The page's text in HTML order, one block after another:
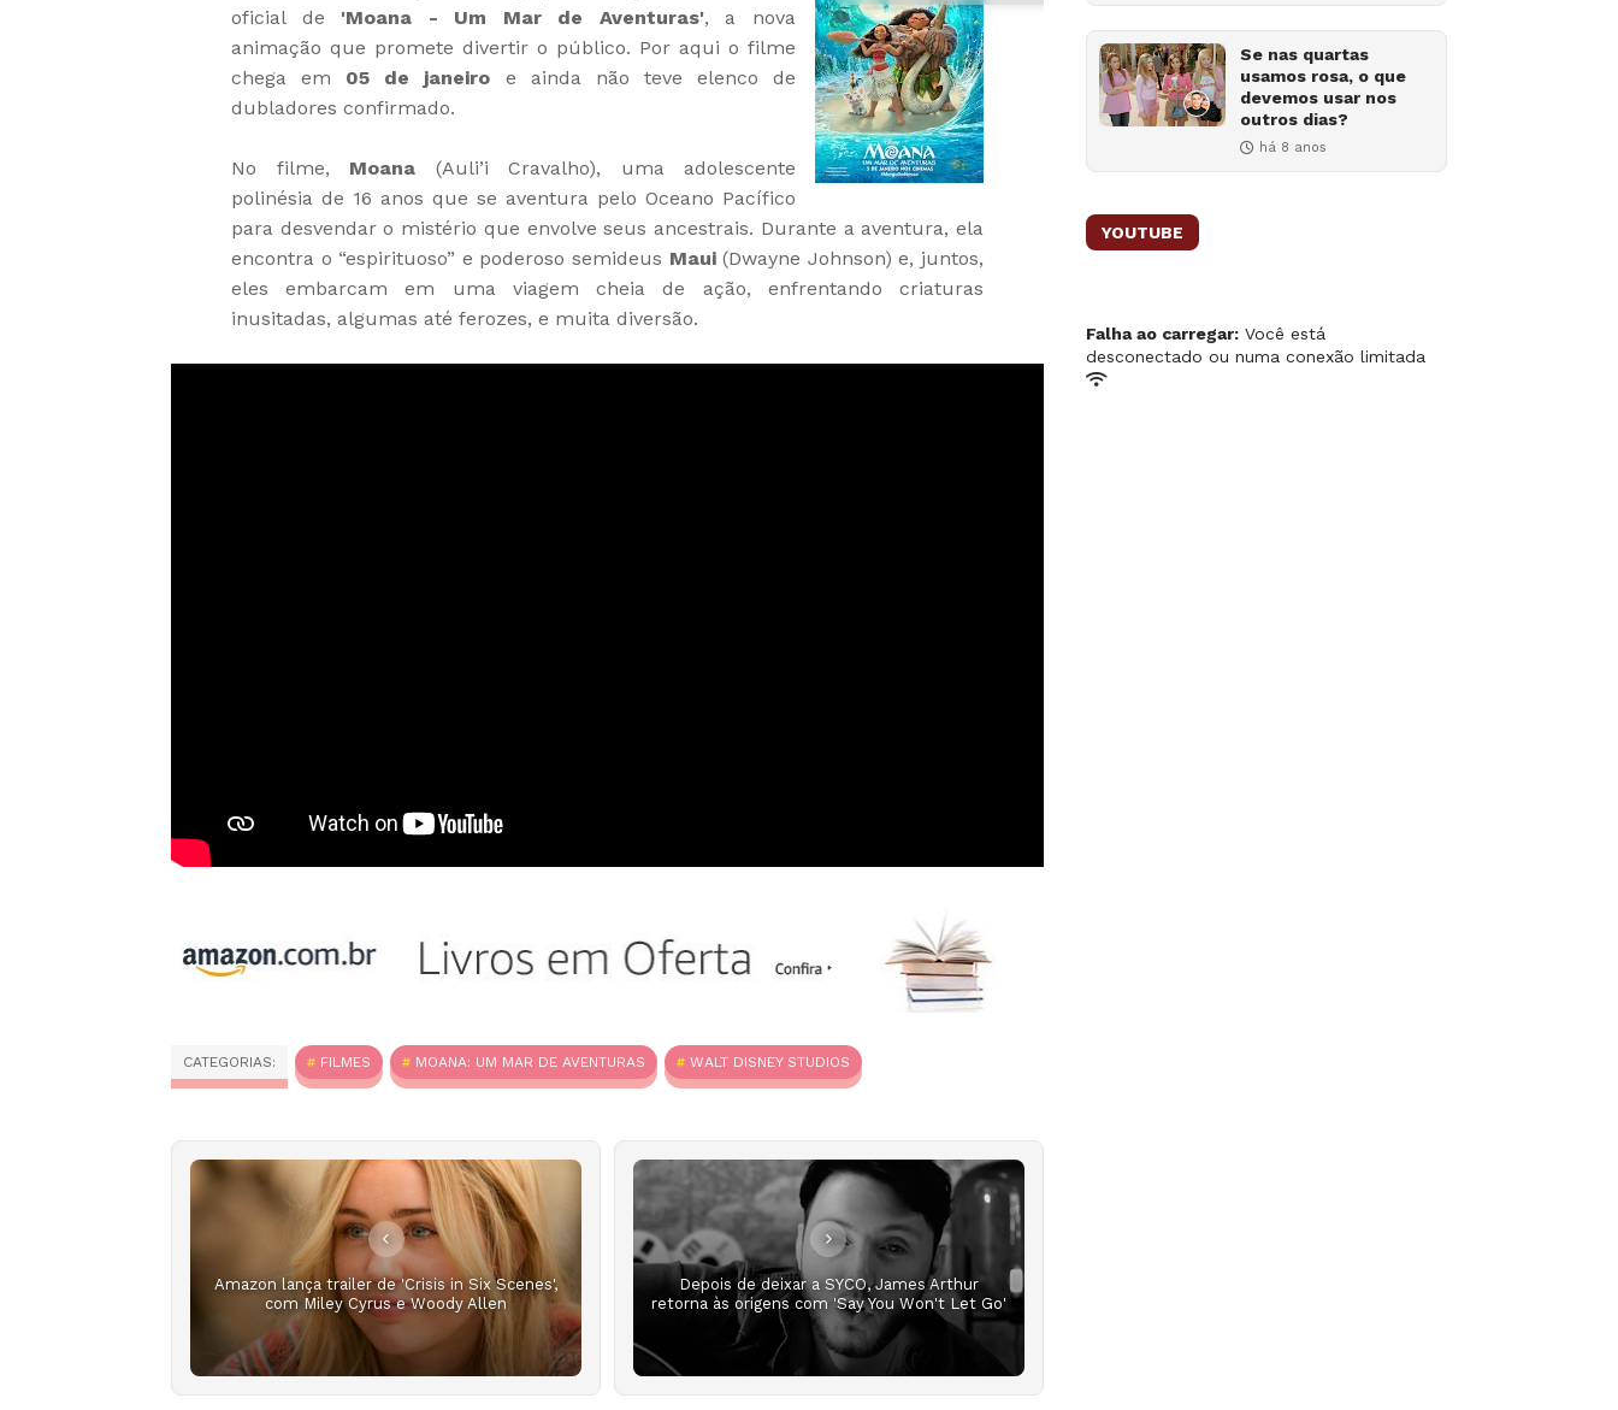
oficial de 'Moana - Um Mar de Aventuras', a nova
animação que promete divertir o público. Por aqui o filme
chega em 05 de janeiro e ainda não teve elenco de
dubladores confirmado.
No filme, Moana (Auli’i Cravalho), uma adolescente
polinésia de 16 anos que se aventura pelo Oceano Pacífico
para desvendar o mistério que envolve seus ancestrais. Durante a aventura, ela
encontra o “espirituoso” e poderoso semideus Maui(Dwayne Johnson) e, juntos,
eles embarcam em uma viagem cheia de ação, enfrentando criaturas
inusitadas, algumas até ferozes, e muita diversão.
CATEGORIAS: FILMES MOANA: UM MAR DE AVENTURAS WALT DISNEY STUDIOS
Amazon lança trailer de 'Crisis in Six Scenes',
com Miley Cyrus e Woody Allen
Depois de deixar a SYCO, James Arthur
retorna às origens com 'Say You Won't Let Go'
Se nas quartas
usamos rosa, o que
devemos usar nos
outros dias?
há 8 anos
YOUTUBE
Falha ao carregar: Você está
desconectado ou numa conexão limitada